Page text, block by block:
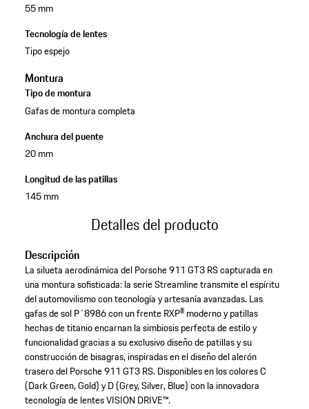
55 mm
Tecnología de lentes
Tipo espejo
Montura
Tipo de montura
Gafas de montura completa
Anchura del puente
20 mm
Longitud de las patillas
145 mm
Detalles del producto
Descripción
La silueta aerodinámica del Porsche 911 GT3 RS capturada en
una montura sofisticada: la serie Streamline transmite el espíritu
del automovilismo con tecnología y artesanía avanzadas. Las
gafas de sol P´8986 con un frente RXP® moderno y patillas
hechas de titanio encarnan la simbiosis perfecta de estilo y
funcionalidad gracias a su exclusivo diseño de patillas y su
construcción de bisagras, inspiradas en el diseño del alerón
trasero del Porsche 911 GT3 RS. Disponibles en los colores C
(Dark Green, Gold) y D (Grey, Silver, Blue) con la innovadora
tecnología de lentes VISION DRIVE™.